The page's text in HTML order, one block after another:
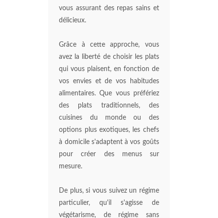
vous assurant des repas sains et
délicieux.
Grâce à cette approche, vous
avez la liberté de choisir les plats
qui vous plaisent, en fonction de
vos envies et de vos habitudes
alimentaires. Que vous préfériez
des plats traditionnels, des
cuisines du monde ou des
options plus exotiques, les chefs
à domicile s'adaptent à vos goûts
pour créer des menus sur
mesure.
De plus, si vous suivez un régime
particulier, qu'il s'agisse de
végétarisme, de régime sans